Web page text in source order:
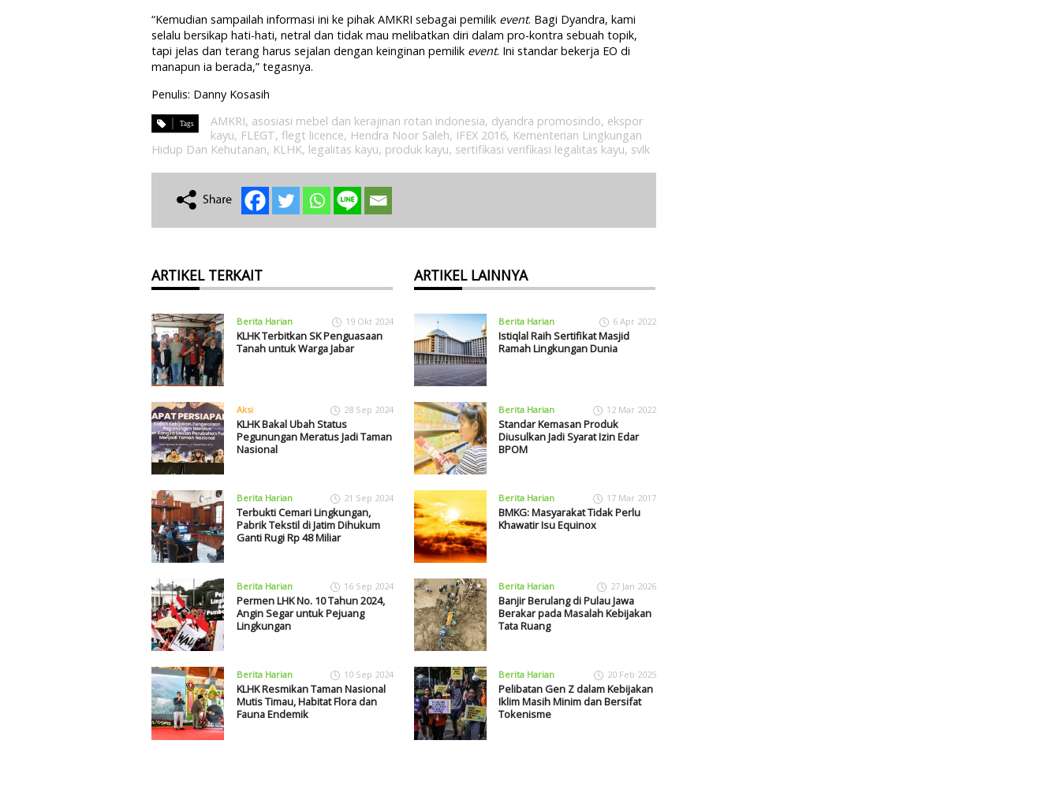
“Kemudian sampailah informasi ini ke pihak AMKRI sebagai pemilik event. Bagi Dyandra, kami
selalu bersikap hati-hati, netral dan tidak mau melibatkan diri dalam pro-kontra sebuah topik,
tapi jelas dan terang harus sejalan dengan keinginan pemilik event. Ini standar bekerja EO di
manapun ia berada,” tegasnya.
Penulis: Danny Kosasih
AMKRI, asosiasi mebel dan kerajinan rotan indonesia, dyandra promosindo, ekspor
kayu, FLEGT, flegt licence, Hendra Noor Saleh, IFEX 2016, Kementerian Lingkungan
Hidup Dan Kehutanan, KLHK, legalitas kayu, produk kayu, sertifikasi verifikasi legalitas kayu, svlk
ARTIKEL TERKAIT
Berita Harian 19 Okt 2024
KLHK Terbitkan SK Penguasaan
Tanah untuk Warga Jabar
Aksi 28 Sep 2024
KLHK Bakal Ubah Status
Pegunungan Meratus Jadi Taman
Nasional
Berita Harian 21 Sep 2024
Terbukti Cemari Lingkungan,
Pabrik Tekstil di Jatim Dihukum
Ganti Rugi Rp 48 Miliar
Berita Harian 16 Sep 2024
Permen LHK No. 10 Tahun 2024,
Angin Segar untuk Pejuang
Lingkungan
Berita Harian 10 Sep 2024
KLHK Resmikan Taman Nasional
Mutis Timau, Habitat Flora dan
Fauna Endemik
ARTIKEL LAINNYA
Berita Harian 6 Apr 2022
Istiqlal Raih Sertifikat Masjid
Ramah Lingkungan Dunia
Berita Harian 12 Mar 2022
Standar Kemasan Produk
Diusulkan Jadi Syarat Izin Edar
BPOM
Berita Harian 17 Mar 2017
BMKG: Masyarakat Tidak Perlu
Khawatir Isu Equinox
Berita Harian 27 Jan 2026
Banjir Berulang di Pulau Jawa
Berakar pada Masalah Kebijakan
Tata Ruang
Berita Harian 20 Feb 2025
Pelibatan Gen Z dalam Kebijakan
Iklim Masih Minim dan Bersifat
Tokenisme